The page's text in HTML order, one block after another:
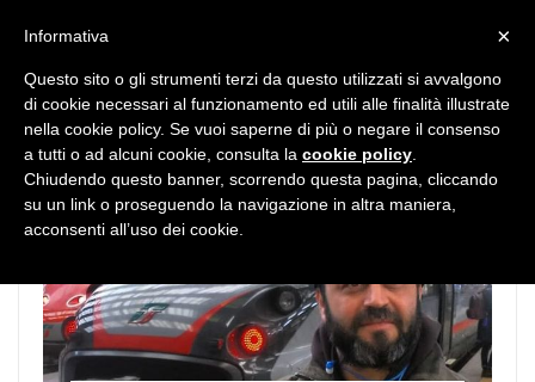
×
Informativa
Questo sito o gli strumenti terzi da questo utilizzati si avvalgono
di cookie necessari al funzionamento ed utili alle finalità illustrate
nella cookie policy. Se vuoi saperne di più o negare il consenso
a tutti o ad alcuni cookie, consulta la cookie policy
Chiudendo questo banner, scorrendo questa pagina, cliccando
su un link o proseguendo la navigazione in altra maniera,
acconsenti all’uso dei cookie.